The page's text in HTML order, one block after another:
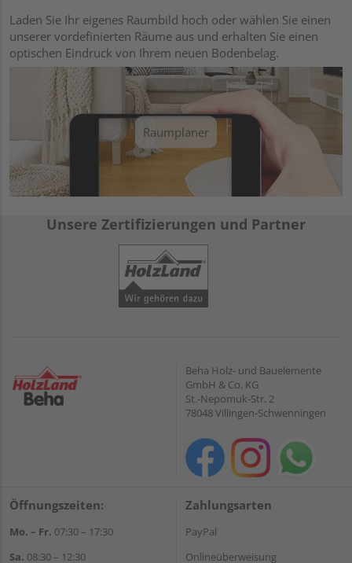
Laden Sie Ihr eigenes Raumbild hoch oder wählen Sie einen
unserer vordefinierten Räume aus und erhalten Sie einen
optischen Eindruck von Ihrem neuen Bodenbelag.
Raumplaner
Unsere Zertifizierungen und Partner
Beha Holz- und Bauelemente
GmbH & Co. KG
St.-Nepomuk-Str. 2
78048 Villingen-Schwenningen
Öffnungszeiten:
Mo. – Fr. 07:30 – 17:30
Sa. 08:30 – 12:30
Zahlungsarten
PayPal
Onlineüberweisung